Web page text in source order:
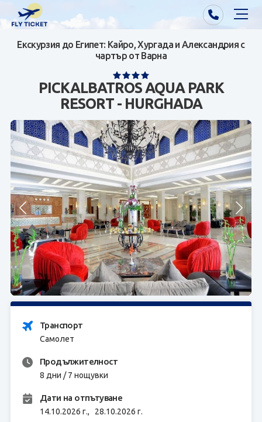
Почивки от Варна
Почивки от София/Пловдив/Бургас
Самолетни билети
Визи
Контакти
За нас
ЗАПИТВАНЕ
Екскурзия до Египет: Кайро, Хургада и Александрия с
чартър от Варна
PICKALBATROS AQUA PARK
RESORT - HURGHADA
Транспорт
Самолет
Продължителност
8 дни / 7 нощувки
Дати на отпътуване
14.10.2026 г., 28.10.2026 г.